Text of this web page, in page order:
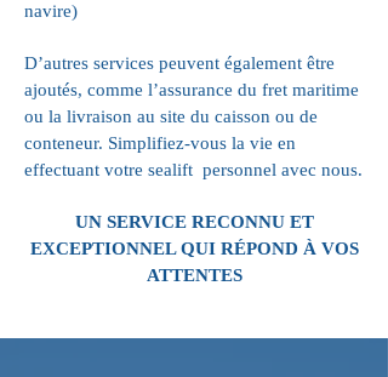
navire)
D’autres services peuvent également être
ajoutés, comme l’assurance du fret maritime
ou la livraison au site du caisson ou de
conteneur. Simplifiez-vous la vie en
effectuant votre sealift personnel avec nous.
UN SERVICE RECONNU ET
EXCEPTIONNEL QUI RÉPOND À VOS
ATTENTES